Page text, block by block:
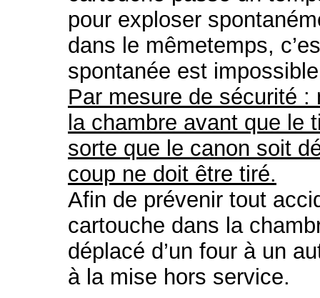
pour exploser
dans le mêmetemps,
spontanée est
Par mesure de sécurité
la chambre avant que le
sorte que le canon soit
coup ne doit être tiré.
Afin de prévenir tout
cartouche dans la
déplacé d’un four à un
à la mise hors service.